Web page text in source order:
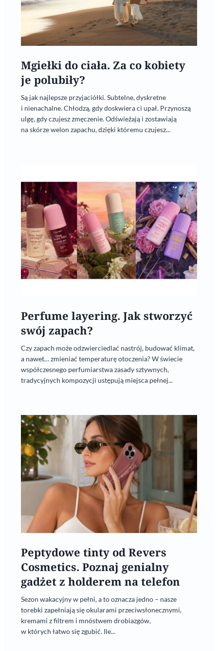
Mgiełki do ciała. Za co kobiety
je polubiły?
Są jak najlepsze przyjaciółki. Subtelne, dyskretne
i nienachalne. Chłodzą, gdy doskwiera ci upał. Przynoszą
ulgę, gdy czujesz zmęczenie. Odświeżają i zostawiają
na skórze welon zapachu, dzięki któremu czujesz...
Perfume layering. Jak stworzyć
swój zapach?
Czy zapach może odzwierciedlać nastrój, budować klimat,
a nawet… zmieniać temperaturę otoczenia? W świecie
współczesnego perfumiarstwa zasady sztywnych,
tradycyjnych kompozycji ustępują miejsca pełnej...
Peptydowe tinty od Revers
Cosmetics. Poznaj genialny
gadżet z holderem na telefon
Sezon wakacyjny w pełni, a to oznacza jedno – nasze
torebki zapełniają się okularami przeciwsłonecznymi,
kremami z filtrem i mnóstwem drobiazgów,
w których łatwo się zgubić. Ile...